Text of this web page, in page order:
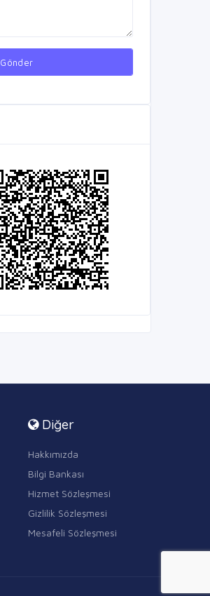
Gönder
Diğer
Hakkımızda
Bilgi Bankası
Hizmet Sözleşmesi
Gizlilik Sözleşmesi
Mesafeli Sözleşmesi